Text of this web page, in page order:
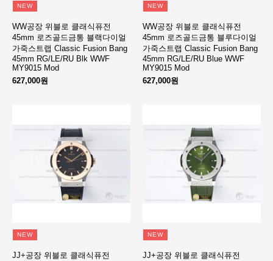
NEW
WW공장 위블로 클래식퓨전
45mm 로즈골드금통 블랙다이얼
가죽스트랩 Classic Fusion Bang
45mm RG/LE/RU Blk WWF
MY9015 Mod
627,000원
NEW
WW공장 위블로 클래식퓨전
45mm 로즈골드금통 블루다이얼
가죽스트랩 Classic Fusion Bang
45mm RG/LE/RU Blue WWF
MY9015 Mod
627,000원
NEW
JJ+공장 위블로 클래식퓨전
NEW
JJ+공장 위블로 클래식퓨전